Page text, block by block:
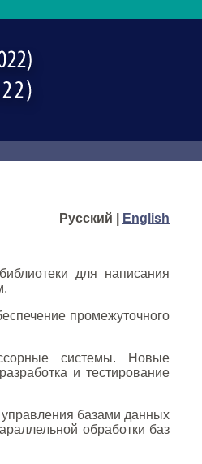
Русский |
English
для написания
промежуточного
системы. Новые
и тестирование
базами данных
обработки баз